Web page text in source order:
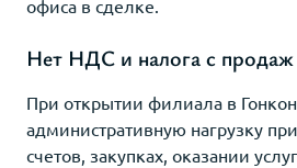
офиса в сделке.
Нет НДС и налога с продаж
При открытии филиала в
административную нагрузку
счетов, закупках, оказании